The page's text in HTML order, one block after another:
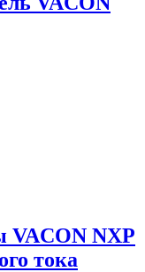
VACON NXP
тока